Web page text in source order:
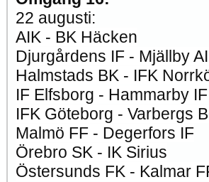
22 augusti:
AIK - BK Häcken
Djurgårdens IF - Mjällby
Halmstads BK - IFK
IF Elfsborg - Hammarby IF
IFK Göteborg - Varbergs
Malmö FF - Degerfors IF
Örebro SK - IK Sirius
Östersunds FK - Kalmar